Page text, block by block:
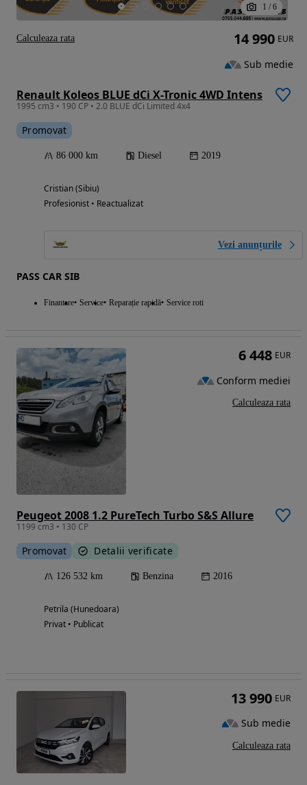
1 / 6
Renault Koleos BLUE dCi X-Tronic 4WD Intens
1995 cm3 • 190 CP • 2.0 BLUE dCi Limited 4x4
Promovat
86 000 km Diesel 2019
Cristian (Sibiu)
Profesionist • Reactualizat
Vezi anunțurile
PASS CAR SIB
Finantare Service Reparație rapidă Service roti
14 990 EUR
Sub medie
Calculeaza rata
Peugeot 2008 1.2 PureTech Turbo S&S Allure
1199 cm3 • 130 CP
Promovat Detalii verificate
126 532 km Benzina 2016
Petrila (Hunedoara)
Privat • Publicat
6 448 EUR
Conform mediei
Calculeaza rata
13 990 EUR
Sub medie
Calculeaza rata